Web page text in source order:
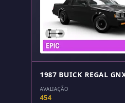
1987 BUICK REGAL
AVALIAÇÃO
454